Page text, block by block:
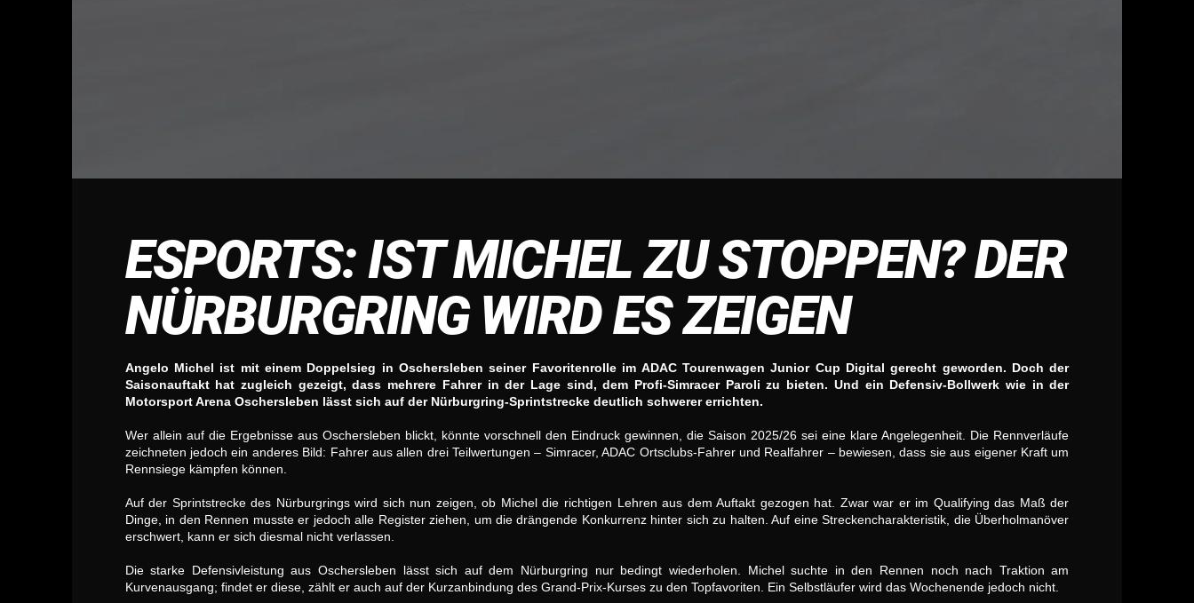
ESPORTS: IST MICHEL ZU STOPPEN? DER
NÜRBURGRING WIRD ES ZEIGEN
Angelo Michel ist mit einem Doppelsieg in Oschersleben seiner Favoritenrolle im ADAC Tourenwagen Junior Cup Digital gerecht geworden. Doch der
Saisonauftakt hat zugleich gezeigt, dass mehrere Fahrer in der Lage sind, dem Profi-Simracer Paroli zu bieten. Und ein Defensiv-Bollwerk wie in der
Motorsport Arena Oschersleben lässt sich auf der Nürburgring-Sprintstrecke deutlich schwerer errichten.
Wer allein auf die Ergebnisse aus Oschersleben blickt, könnte vorschnell den Eindruck gewinnen, die Saison 2025/26 sei eine klare Angelegenheit. Die Rennverläufe
zeichneten jedoch ein anderes Bild: Fahrer aus allen drei Teilwertungen – Simracer, ADAC Ortsclubs-Fahrer und Realfahrer – bewiesen, dass sie aus eigener Kraft um
Rennsiege kämpfen können.
Auf der Sprintstrecke des Nürburgrings wird sich nun zeigen, ob Michel die richtigen Lehren aus dem Auftakt gezogen hat. Zwar war er im Qualifying das Maß der
Dinge, in den Rennen musste er jedoch alle Register ziehen, um die drängende Konkurrenz hinter sich zu halten. Auf eine Streckencharakteristik, die Überholmanöver
erschwert, kann er sich diesmal nicht verlassen.
Die starke Defensivleistung aus Oschersleben lässt sich auf dem Nürburgring nur bedingt wiederholen. Michel suchte in den Rennen noch nach Traktion am
Kurvenausgang; findet er diese, zählt er auch auf der Kurzanbindung des Grand-Prix-Kurses zu den Topfavoriten. Ein Selbstläufer wird das Wochenende jedoch nicht.